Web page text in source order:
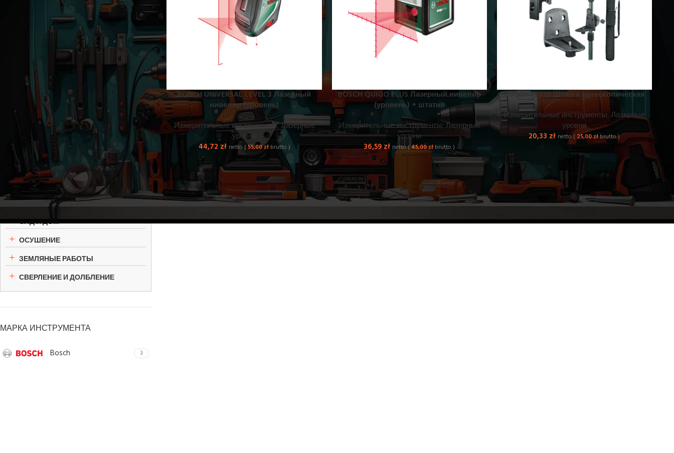
ИЗМЕРИТЕЛЬНЫЕ ИНСТРУМЕНТЫ
Инспекционные камеры
Тепловизионные камеры
Лазерные уровни
Толщиномеры краски
Измерители влажности
Нивелиры
Лазеры для укладки плитки
ОБРАБОТКА БЕТОНА, ШТУКАТУРКИ
И ПЛИТКИ
ДЕРЕВООБРАБОТКА
ОБРАБОТКА МЕТАЛЛА И ТРУБ
САД И ДОМ
ОСУШЕНИЕ
ЗЕМЛЯНЫЕ РАБОТЫ
СВЕРЛЕНИЕ И ДОЛБЛЕНИЕ
МАРКА ИНСТРУМЕНТА
Bosch 3
BOSCH UNIVERSAL LEVEL 3 Лазерный
нивелир (уровень)
Измерительные инструменты,Лазерные
уровни
44,72 zł netto (55,00złbrutto )
BOSCH QUIGO PLUS Лазерный нивелир
(уровень) + штатив
Измерительные инструменты,Лазерные
уровни
36,59zł netto (45,00zł brutto )
BOSCH TP320 Штанга телескопическая
Измерительные инструменты,Лазерные
уровни
20,33 zł netto (25,00złbrutto )